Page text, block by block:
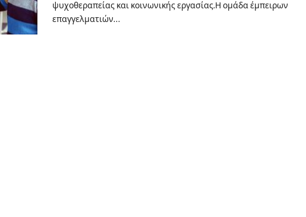
ψυχοθεραπείας και κοινωνικής εργασίας.Η ομάδα έμπειρων
επαγγελματιών…